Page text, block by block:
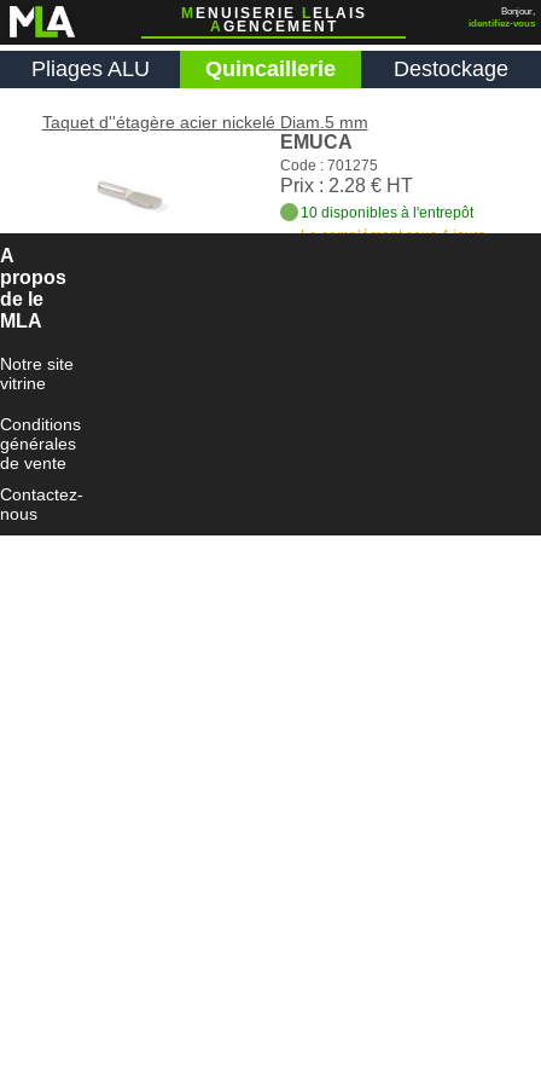
M ENUISERIE L ELAIS
AGENCEMENT
Bonjour,
identifiez-vous
Pliages ALU Quincaillerie Destockage
Taquet d''étagère acier nickelé Diam.5 mm
EMUCA
Code : 701275
Prix : 2.28 € HT
10 disponibles à l'entrepôt
Le complément sous 4 jours
A
propos
de le
MLA
Notre site
vitrine
Conditions
générales
de vente
Contactez-
nous